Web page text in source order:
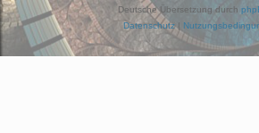
Deutsche Übersetzung durch
Datenschutz|